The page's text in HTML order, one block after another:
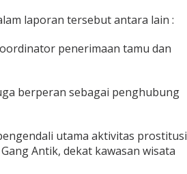
laporan tersebut antara lain :
penerimaan tamu dan
berperan sebagai penghubung
utama aktivitas prostitusi
Antik, dekat kawasan wisata